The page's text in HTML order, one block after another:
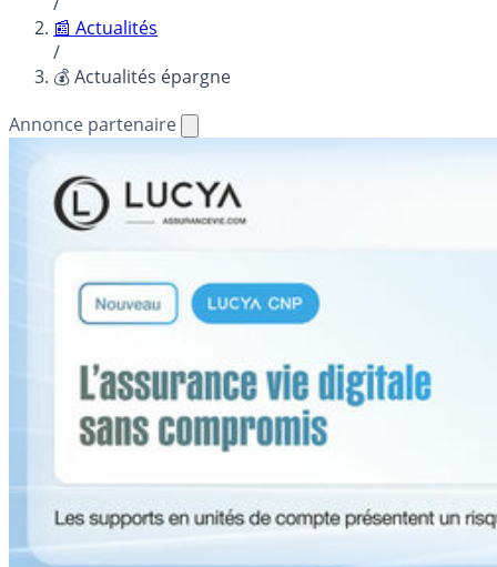
📰 Actualités
/
💰 Actualités épargne
Annonce partenaire